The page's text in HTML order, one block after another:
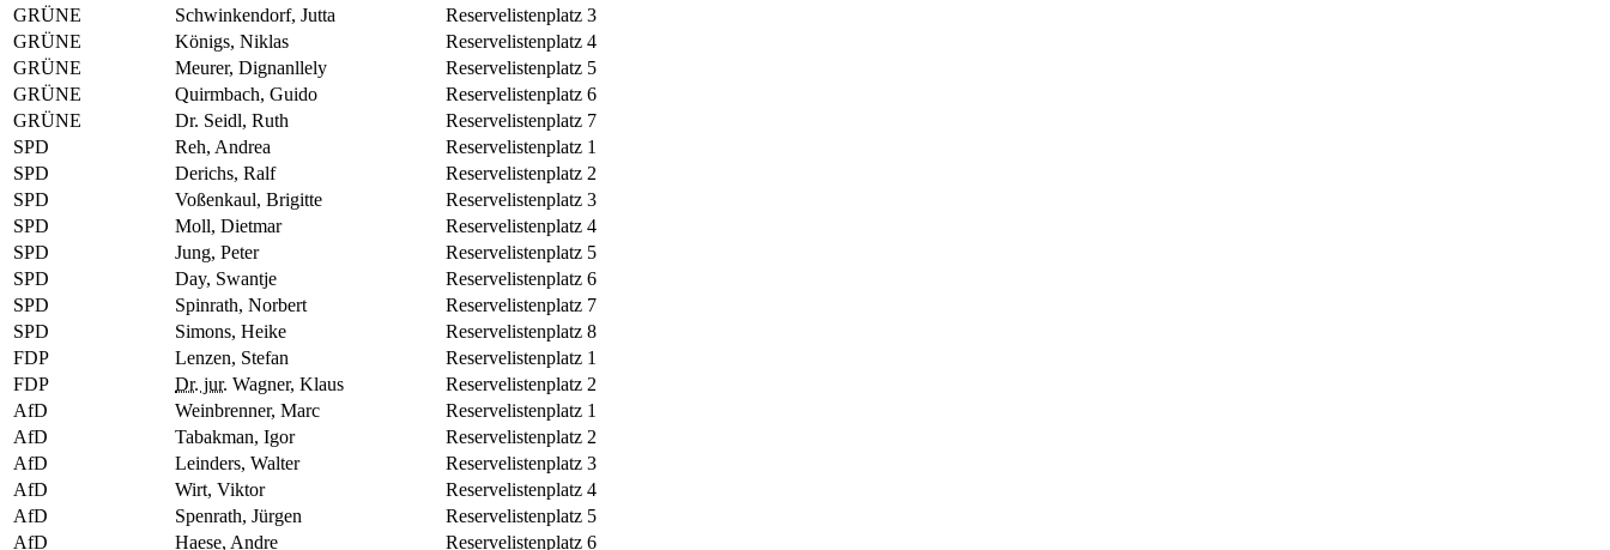
GRÜNE
Schwinkendorf, Jutta
Reservelistenplatz 3
GRÜNE
Königs, Niklas
Reservelistenplatz 4
GRÜNE
Meurer, Dignanllely
Reservelistenplatz 5
GRÜNE
Quirmbach, Guido
Reservelistenplatz 6
GRÜNE
Dr. Seidl, Ruth
Reservelistenplatz 7
SPD
Reh, Andrea
Reservelistenplatz 1
SPD
Derichs, Ralf
Reservelistenplatz 2
SPD
Voßenkaul, Brigitte
Reservelistenplatz 3
SPD
Moll, Dietmar
Reservelistenplatz 4
SPD
Jung, Peter
Reservelistenplatz 5
SPD
Day, Swantje
Reservelistenplatz 6
SPD
Spinrath, Norbert
Reservelistenplatz 7
SPD
Simons, Heike
Reservelistenplatz 8
FDP
Lenzen, Stefan
Reservelistenplatz 1
FDP
Dr. jur. Wagner, Klaus
Reservelistenplatz 2
AfD
Weinbrenner, Marc
Reservelistenplatz 1
AfD
Tabakman, Igor
Reservelistenplatz 2
AfD
Leinders, Walter
Reservelistenplatz 3
AfD
Wirt, Viktor
Reservelistenplatz 4
AfD
Spenrath, Jürgen
Reservelistenplatz 5
AfD
Haese, Andre
Reservelistenplatz 6